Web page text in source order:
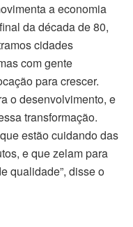
a economia
da década de 80,
cidades
com gente
para crescer.
o desenvolvimento, e
transformação.
estão cuidando das
e que zelam para
qualidade”, disse o